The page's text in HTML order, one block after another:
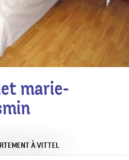
marie-
À VITTEL